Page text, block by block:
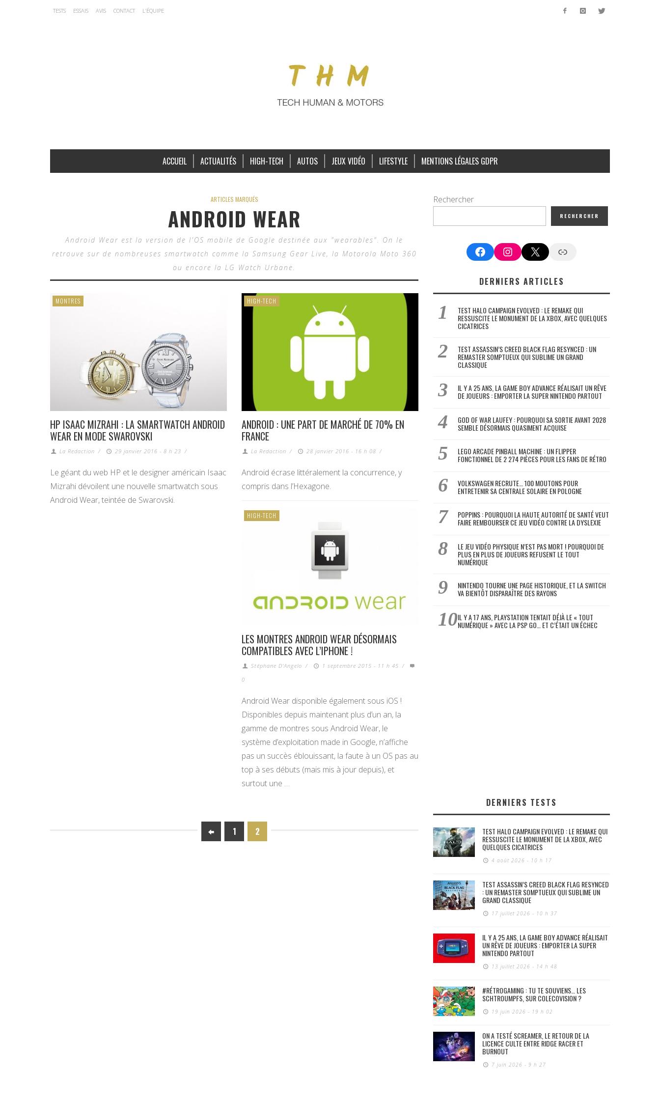
TESTS ESSAIS AVIS CONTACT L’ÉQUIPE
ACCUEIL ACTUALITÉS HIGH-TECH AUTOS JEUX VIDÉO LIFESTYLE MENTIONS LÉGALES GDPR
ARTICLES MARQUÉS
ANDROID WEAR
Android Wear est la version de l'OS mobile de Google destinée aux "wearables". On le
retrouve sur de nombreuses smartwatch comme la Samsung Gear Live, la Motorola Moto 360
ou encore la LG Watch Urbane.
MONTRES
HP ISAAC MIZRAHI : LA SMARTWATCH ANDROID
WEAR EN MODE SWAROVSKI
La Redaction / 29 janvier 2016 - 8 h 23 /
Le géant du web HP et le designer américain Isaac
Mizrahi dévoilent une nouvelle smartwatch sous
Android Wear, teintée de Swarovski.
HIGH-TECH
ANDROID : UNE PART DE MARCHÉ DE 70% EN
FRANCE
La Redaction / 28 janvier 2016 - 16 h 08 /
Android écrase littéralement la concurrence, y
compris dans l’Hexagone.
HIGH-TECH
LES MONTRES ANDROID WEAR DÉSORMAIS
COMPATIBLES AVEC L’IPHONE !
Stéphane D'Angelo / 1 septembre 2015 - 11 h 45 /
0
Android Wear disponible également sous iOS !
Disponibles depuis maintenant plus d’un an, la
gamme de montres sous Android Wear, le
système d’exploitation made in Google, n’affiche
pas un succès éblouissant, la faute à un OS pas au
top à ses débuts (mais mis à jour depuis), et
surtout une …
1 2
Rechercher
RECHERCHER
FacebookInstagram
X Google News
DERNIERS ARTICLES
TEST HALO CAMPAIGN EVOLVED : LE REMAKE QUI
RESSUSCITE LE MONUMENT DE LA XBOX, AVEC QUELQUES
CICATRICES
TEST ASSASSIN’S CREED BLACK FLAG RESYNCED : UN
REMASTER SOMPTUEUX QUI SUBLIME UN GRAND
CLASSIQUE
IL Y A 25 ANS, LA GAME BOY ADVANCE RÉALISAIT UN RÊVE
DE JOUEURS : EMPORTER LA SUPER NINTENDO PARTOUT
GOD OF WAR LAUFEY : POURQUOI SA SORTIE AVANT 2028
SEMBLE DÉSORMAIS QUASIMENT ACQUISE
LEGO ARCADE PINBALL MACHINE : UN FLIPPER
FONCTIONNEL DE 2 274 PIÈCES POUR LES FANS DE RÉTRO
VOLKSWAGEN RECRUTE… 100 MOUTONS POUR
ENTRETENIR SA CENTRALE SOLAIRE EN POLOGNE
POPPINS : POURQUOI LA HAUTE AUTORITÉ DE SANTÉ VEUT
FAIRE REMBOURSER CE JEU VIDÉO CONTRE LA DYSLEXIE
LE JEU VIDÉO PHYSIQUE N’EST PAS MORT ! POURQUOI DE
PLUS EN PLUS DE JOUEURS REFUSENT LE TOUT
NUMÉRIQUE
NINTENDO TOURNE UNE PAGE HISTORIQUE, ET LA SWITCH
VA BIENTÔT DISPARAÎTRE DES RAYONS
IL Y A 17 ANS, PLAYSTATION TENTAIT DÉJÀ LE « TOUT
NUMÉRIQUE » AVEC LA PSP GO… ET C’ÉTAIT UN ÉCHEC
DERNIERS TESTS
TEST HALO CAMPAIGN EVOLVED : LE REMAKE QUI
RESSUSCITE LE MONUMENT DE LA XBOX, AVEC
QUELQUES CICATRICES
4 août 2026 - 10 h 17
TEST ASSASSIN’S CREED BLACK FLAG RESYNCED
: UN REMASTER SOMPTUEUX QUI SUBLIME UN
GRAND CLASSIQUE
17 juillet 2026 - 10 h 37
IL Y A 25 ANS, LA GAME BOY ADVANCE RÉALISAIT
UN RÊVE DE JOUEURS : EMPORTER LA SUPER
NINTENDO PARTOUT
13 juillet 2026 - 14 h 48
#RÉTROGAMING : TU TE SOUVIENS… LES
SCHTROUMPFS, SUR COLECOVISION ?
19 juin 2026 - 19 h 02
ON A TESTÉ SCREAMER, LE RETOUR DE LA
LICENCE CULTE ENTRE RIDGE RACER ET
BURNOUT
7 juin 2026 - 9 h 27